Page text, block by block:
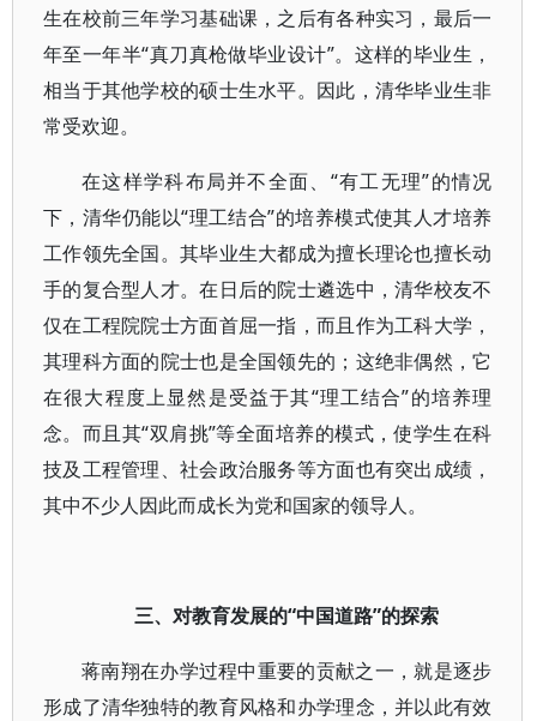
生在校前三年学习基础课，之后有各种实习，最后一
年至一年半“真刀真枪做毕业设计”。这样的毕业生，
相当于其他学校的硕士生水平。因此，清华毕业生非
常受欢迎。
在这样学科布局并不全面、“有工无理”的情况
下，清华仍能以“理工结合”的培养模式使其人才培养
工作领先全国。其毕业生大都成为擅长理论也擅长动
手的复合型人才。在日后的院士遴选中，清华校友不
仅在工程院院士方面首屈一指，而且作为工科大学，
其理科方面的院士也是全国领先的；这绝非偶然，它
在很大程度上显然是受益于其“理工结合”的培养理
念。而且其“双肩挑”等全面培养的模式，使学生在科
技及工程管理、社会政治服务等方面也有突出成绩，
其中不少人因此而成长为党和国家的领导人。
三、对教育发展的“中国道路”的探索
蒋南翔在办学过程中重要的贡献之一，就是逐步
形成了清华独特的教育风格和办学理念，并以此有效